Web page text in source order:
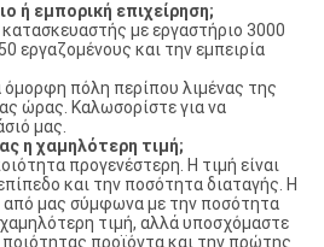
ή εμπορική επιχείρηση;
με εργαστήριο 3000
εργαζομένους και την εμπειρία
όμορφη πόλη περίπου λιμένας της
ώρας. Καλωσορίστε για να
μας.
η χαμηλότερη τιμή;
προγενέστερη. Η τιμή είναι
και την ποσότητα διαταγής. Η
από μας σύμφωνα με την ποσότητα
τιμή, αλλά υποσχόμαστε
προϊόντα και την πρώτης